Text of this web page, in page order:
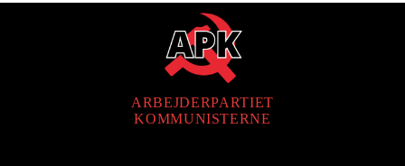
ARBEJDERPARTIET
KOMMUNISTERNE